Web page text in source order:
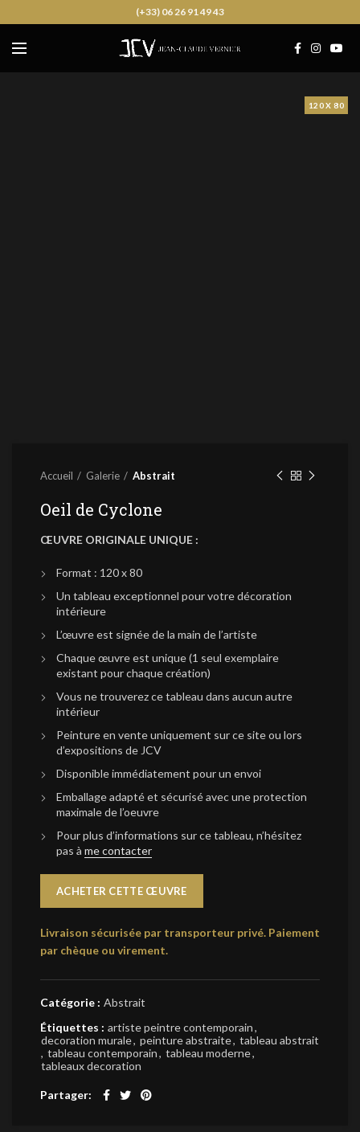
(+33) 06 26 91 49 43
120 X 80
Accueil Galerie Abstrait
Oeil de Cyclone
ŒUVRE ORIGINALE UNIQUE :
Format : 120 x 80
Un tableau exceptionnel pour votre décoration
intérieure
L’œuvre est signée de la main de l’artiste
Chaque œuvre est unique (1 seul exemplaire
existant pour chaque création)
Vous ne trouverez ce tableau dans aucun autre
intérieur
Peinture en vente uniquement sur ce site ou lors
d’expositions de JCV
Disponible immédiatement pour un envoi
Emballage adapté et sécurisé avec une protection
maximale de l’oeuvre
Pour plus d’informations sur ce tableau, n’hésitez
pas à me contacter
ACHETER CETTE ŒUVRE
Livraison sécurisée par transporteur privé. Paiement
par chèque ou virement.
Catégorie : Abstrait
Étiquettes : artiste peintre contemporain,
decoration murale, peinture abstraite, tableau abstrait
, tableau contemporain, tableau moderne,
tableaux decoration
Partager